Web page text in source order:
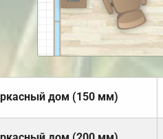
дом (150 мм)